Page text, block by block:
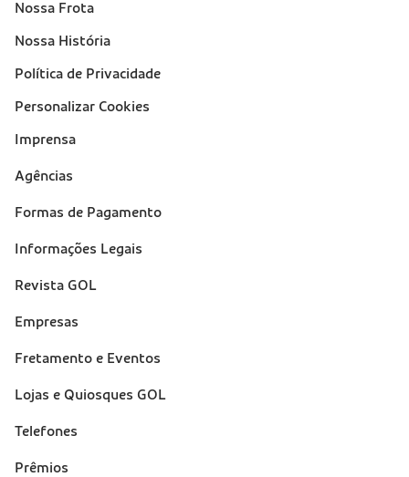
Nossa Frota
Nossa História
Política de Privacidade
Personalizar Cookies
Imprensa
Suporte
Agências
Formas de Pagamento
Informações Legais
Revista GOL
Empresas
Fretamento e Eventos
Lojas e Quiosques GOL
Telefones
Prêmios